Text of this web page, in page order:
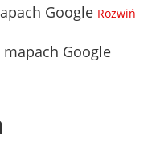
Google Rozwiń
Google